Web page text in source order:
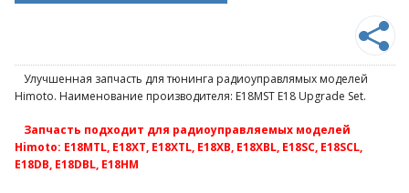
Улучшенная запчасть для тюнинга радиоуправлямых моделей
Himoto. Наименование производителя: E18MST E18 Upgrade Set.
Запчасть подходит для радиоуправляемых моделей
Himoto: E18MTL, E18XT, E18XTL, E18XB, E18XBL, E18SC, E18SCL,
E18DB, E18DBL, E18HM